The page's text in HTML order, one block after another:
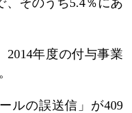
、そのうち5.4％にあ
2014年度の付与事業
ルの誤送信」が409